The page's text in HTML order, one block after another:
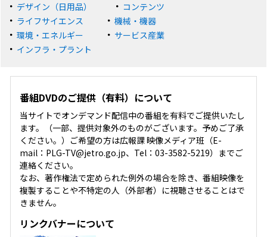
デザイン（日用品）
コンテンツ
ライフサイエンス
機械・機器
環境・エネルギー
サービス産業
インフラ・プラント
番組DVDのご提供（有料）について
当サイトでオンデマンド配信中の番組を有料でご提供いたし
ます。（一部、提供対象外のものがございます。予めご了承
ください。）ご希望の方は広報課 映像メディア班（E-
mail：PLG-TV@jetro.go.jp、Tel：03-3582-5219）までご
連絡ください。
なお、著作権法で定められた例外の場合を除き、番組映像を
複製することや不特定の人（外部者）に視聴させることはで
きません。
リンクバナーについて